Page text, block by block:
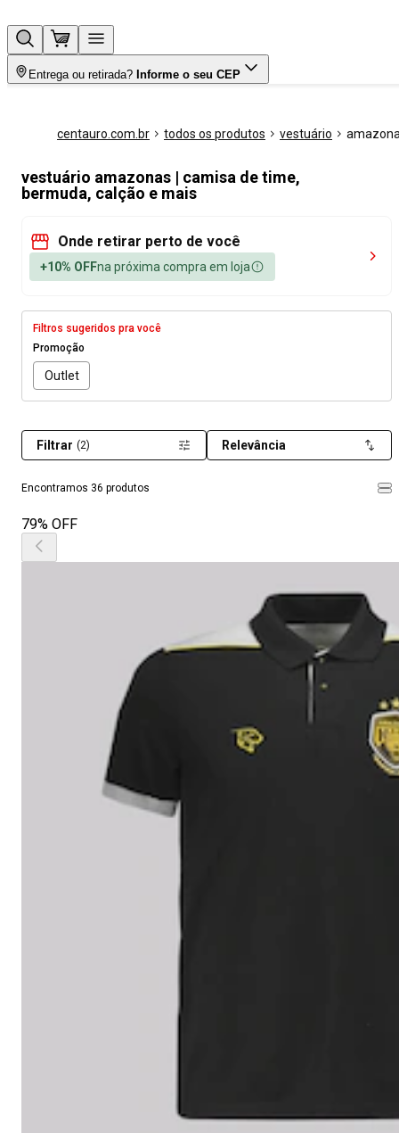
Entrega ou retirada? Informe o seu CEP
centauro.com.br todos os produtos vestuário
vestuário amazonas | camisa de time,
bermuda, calção e mais
Onde retirar perto de você
+10% OFFna próxima compra em loja
Filtros sugeridos pra você
Promoção
Outlet
Encontramos 36 produtos
Filtrar (2) Relevância
79% OFF